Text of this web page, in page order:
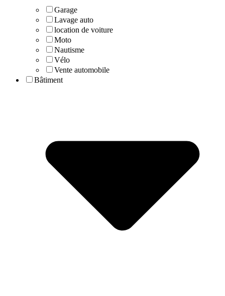
Garage
Lavage auto
location de voiture
Moto
Nautisme
Vélo
Vente automobile
Bâtiment